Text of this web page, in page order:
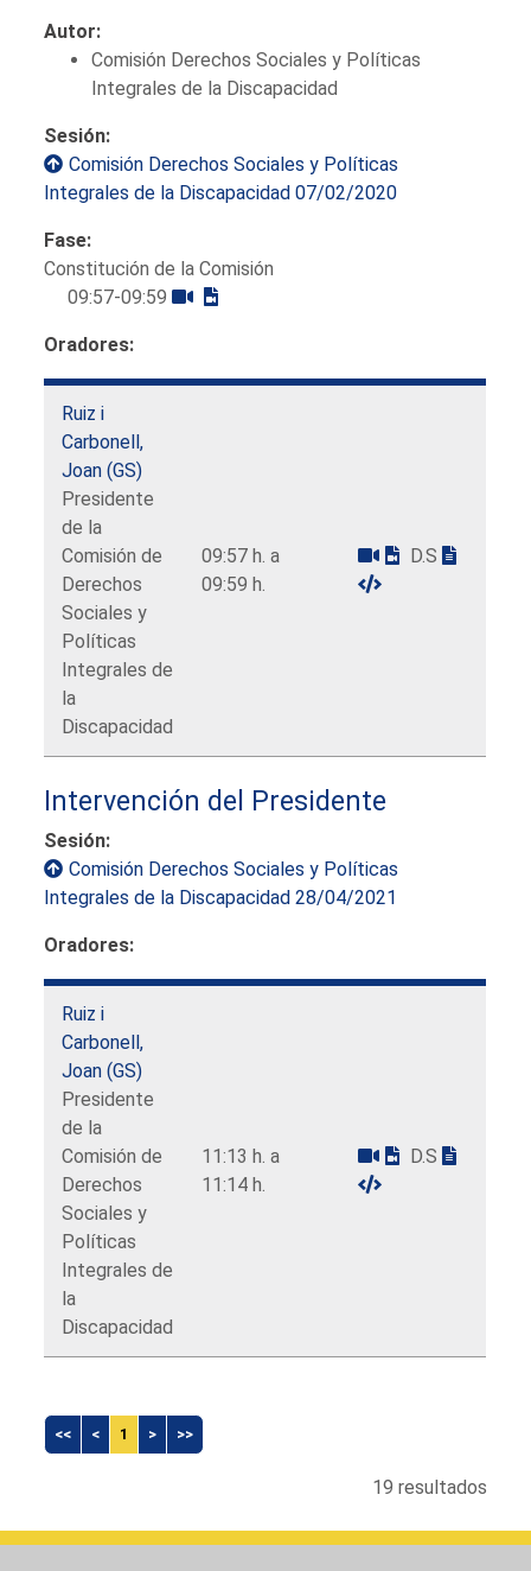
Autor:
Comisión Derechos Sociales y Políticas
Integrales de la Discapacidad
Sesión:
Comisión Derechos Sociales y Políticas
Integrales de la Discapacidad 07/02/2020
Fase:
Constitución de la Comisión
09:57-09:59
Oradores:
Ruiz i
Carbonell,
Joan (GS)
Presidente
de la
Comisión de
Derechos
Sociales y
Políticas
Integrales de
la
Discapacidad
09:57 h. a
09:59 h.
D.S
Intervención del Presidente
Sesión:
Comisión Derechos Sociales y Políticas
Integrales de la Discapacidad 28/04/2021
Oradores:
Ruiz i
Carbonell,
Joan (GS)
Presidente
de la
Comisión de
Derechos
Sociales y
Políticas
Integrales de
la
Discapacidad
11:13 h. a
11:14 h.
D.S
<< < 1 > >>
19 resultados